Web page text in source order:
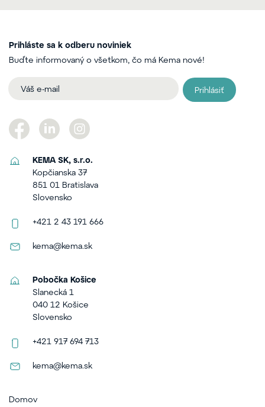
Prihláste sa k odberu noviniek
Buďte informovaný o všetkom, čo má Kema nové!
Prihlásiť
KEMA SK, s.r.o.
Kopčianska 37
851 01 Bratislava
Slovensko
+421 2 43 191 666
kema@kema.sk
Pobočka Košice
Slanecká 1
040 12 Košice
Slovensko
+421 917 694 713
kema@kema.sk
Domov